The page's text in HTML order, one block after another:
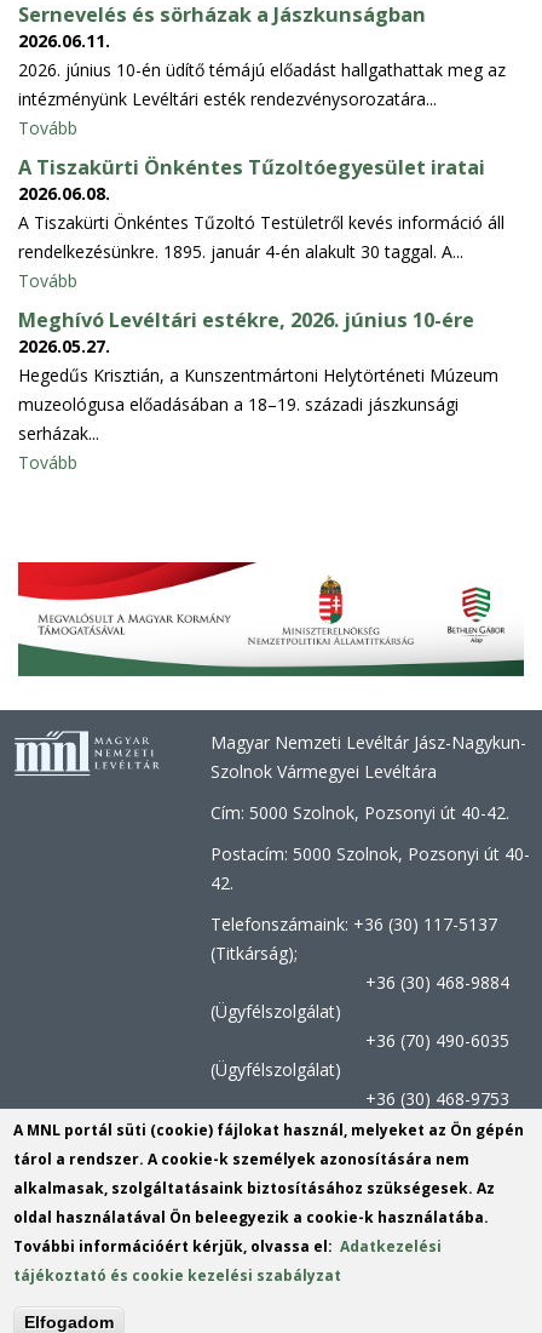
Sernevelés és sörházak a Jászkunságban
2026.06.11.
2026. június 10-én üdítő témájú előadást hallgathattak meg az
intézményünk Levéltári esték rendezvénysorozatára...
Tovább
A Tiszakürti Önkéntes Tűzoltóegyesület iratai
2026.06.08.
A Tiszakürti Önkéntes Tűzoltó Testületről kevés információ áll
rendelkezésünkre. 1895. január 4-én alakult 30 taggal. A...
Tovább
Meghívó Levéltári estékre, 2026. június 10-ére
2026.05.27.
Hegedűs Krisztián, a Kunszentmártoni Helytörténeti Múzeum
muzeológusa előadásában a 18–19. századi jászkunsági
serházak...
Tovább
Magyar Nemzeti Levéltár Jász-Nagykun-
Szolnok Vármegyei Levéltára
Cím: 5000 Szolnok, Pozsonyi út 40-42.
Postacím: 5000 Szolnok, Pozsonyi út 40-
42.
Telefonszámaink: +36 (30) 117-5137
(Titkárság);
+36 (30) 468-9884
(Ügyfélszolgálat)
+36 (70) 490-6035
(Ügyfélszolgálat)
+36 (30) 468-9753
(Kutatószolgálat)
Titkársági e-mail:jnszvl@mnl.gov.hu
sends
Kutatószolgálat e-mail címe:
szolnok.kutatas@mnl.gov.hu(link
Ügyfélszolgálat:
A MNL portál süti (cookie) fájlokat használ, melyeket az Ön gépén
tárol a rendszer. A cookie-k személyek azonosítására nem
alkalmasak, szolgáltatásaink biztosításához szükségesek. Az
oldal használatával Ön beleegyezik a cookie-k használatába.
További információért kérjük, olvassa el:Adatkezelési
tájékoztató és cookie kezelési szabályzat
Elfogadom